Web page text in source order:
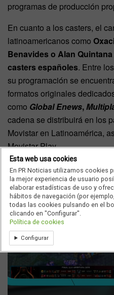
programas de producción
En cuanto a los casters, el
latinoamericanos como
Benavides o Alan
casters españoles. Entre
su programación se
formatos originales
como Global Enews,
cadena se distribuirá en los
Movistar en Latinoamérica,
Movistar Play.
Esta web usa cookies
En PR Noticias utilizamos cookies
la mejor experiencia de usuario
elaborar estadísticas de uso y
hábitos de navegación (por
todas las cookies pulsando en el
clicando en "Configurar".
Política de cookies
Configurar